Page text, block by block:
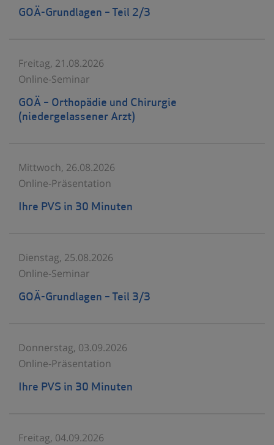
GOÄ-Grundlagen – Teil 2/3
Freitag, 21.08.2026
Online-Seminar
GOÄ – Orthopädie und Chirurgie
(niedergelassener Arzt)
Mittwoch, 26.08.2026
Online-Präsentation
Ihre PVS in 30 Minuten
Dienstag, 25.08.2026
Online-Seminar
GOÄ-Grundlagen – Teil 3/3
Donnerstag, 03.09.2026
Online-Präsentation
Ihre PVS in 30 Minuten
Freitag, 04.09.2026